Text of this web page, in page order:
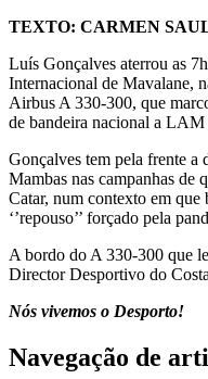
TEXTO: CARMEN
Luís Gonçalves aterrou as
Internacional de Mavalane,
Airbus A 330-300, que
de bandeira nacional a LAM
Gonçalves tem pela frente a
Mambas nas campanhas
Catar, num contexto em que
‘’repouso’’ forçado pela
A bordo do A 330-300 que
Director Desportivo do
Nós vivemos o Desporto!
Navegação de